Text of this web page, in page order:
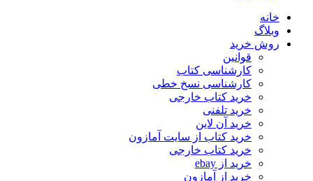
خانه
وبلاگ
روش خرید
قوانین
کارشناسی کتاب
کارشناسی نسخ خطی
خرید کتاب خارجی
خرید تلفنی
خرید آن لاین
خرید کتاب از سایت آمازون
خرید کتاب خارجی
خرید از ebay
خرید از آمازون